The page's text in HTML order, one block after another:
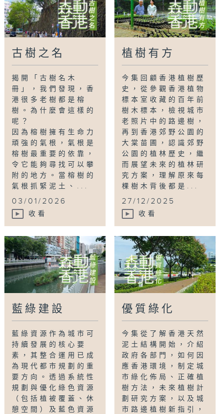
古樹之名
揭開「古樹名木
冊」，我們發現，香
港很多老樹都是榕
樹。為什麼會這樣的
呢？
因為榕樹擁有生命力
頑強的氣根，氣根是
榕樹最重要的依靠，
令它能夠尋找可以攀
附的地方。當榕樹的
氣根抓緊泥土、...
03/01/2026
收看
植樹有方
今集回顧香港植樹歷
史，從參觀香港植物
標本室收藏的百年前
樹木標本，檢視城市
老照片中的路邊樹，
再到香港郊野公園的
大棠苗圃，認識郊野
公園的植林歷史，繼
而展望未來的植林研
究方案，理解原來每
棵樹木背後都是...
27/12/2025
收看
藍綠建設
藍綠資源作為城市可
持續發展的核心要
素，其整合運用已成
為現代都市規劃的重
要方向。透過系統性
規劃與優化綠色資源
（包括植被覆蓋、休
憩空間）及藍色資源
優質綠化
今集從了解香港天然
泥土結構開始，介紹
政府各部門，如何因
應香港環境，制定城
市綠化佈局、正確植
樹方法，未來植樹計
劃研究方案，以及城
市路邊植樹新指引，